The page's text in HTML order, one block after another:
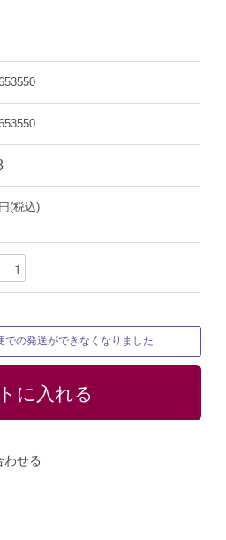
(税込)
の発送ができなくなりました
わせる